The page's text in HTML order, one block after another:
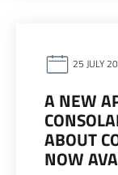
25 JULY
A NEW
ABOUT
NOW